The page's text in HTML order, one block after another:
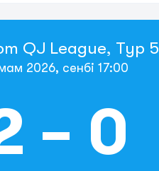
QJ League, Тур 5
2026, сенбі 17:00
- 0